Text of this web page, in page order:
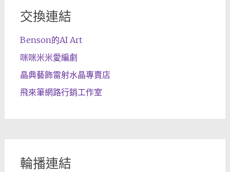
交換連結
Benson的AI Art
咪咪米米愛編劇
晶典藝飾雷射水晶專賣店
飛來筆網路行銷工作室
輪播連結